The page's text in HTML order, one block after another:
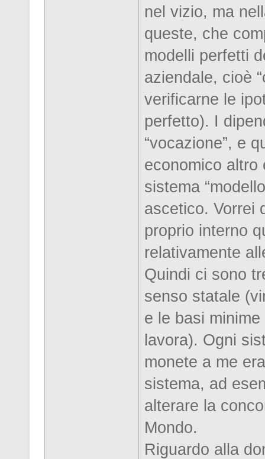
nel vizio, ma
queste, che
modelli perfetti
aziendale, cioè
verificarne le
perfetto). I
“vocazione”, e
economico altro
sistema
ascetico. Vorrei
proprio interno
relativamente
Quindi ci sono
senso statale
e le basi
lavora). Ogni
monete a me
sistema, ad
alterare la
Mondo.
Riguardo alla